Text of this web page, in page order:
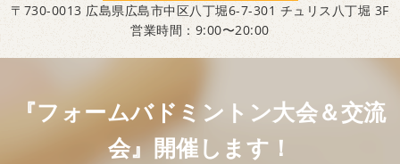
〒730-0013 広島県広島市中区八丁堀6-7-301 チュリス八丁堀 3F
営業時間：9:00〜20:00
『フォームバドミントン大会＆交流
会』開催します！